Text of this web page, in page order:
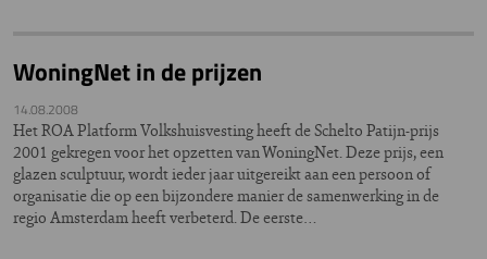
WoningNet in de prijzen
14.08.2008
Het ROA Platform Volkshuisvesting heeft de Schelto Patijn-prijs
2001 gekregen voor het opzetten van WoningNet. Deze prijs, een
glazen sculptuur, wordt ieder jaar uitgereikt aan een persoon of
organisatie die op een bijzondere manier de samenwerking in de
regio Amsterdam heeft verbeterd. De eerste…